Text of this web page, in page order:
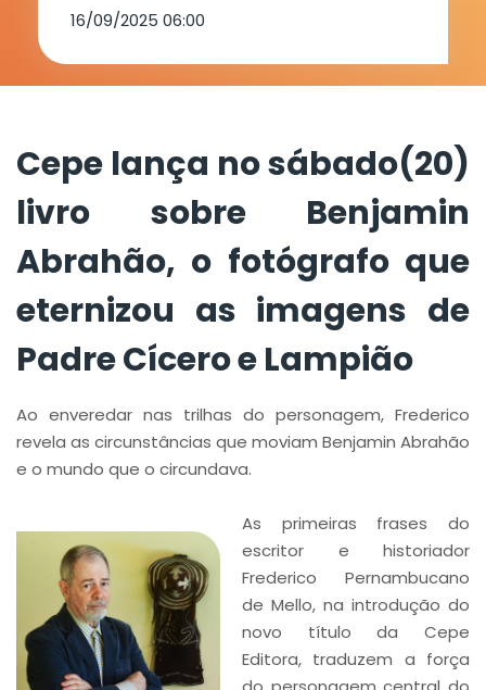
Abrahão, o fotógrafo
que eternizou as
Cícero e Lampião
16/09/2025 06:00
Cepe lança no sábado(20)
livro sobre Benjamin
Abrahão, o fotógrafo que
eternizou as imagens de
Padre Cícero e Lampião
Ao enveredar nas trilhas do personagem, Frederico
revela as circunstâncias que moviam Benjamin Abrahão
e o mundo que o circundava.
As primeiras frases do
escritor e historiador
Frederico Pernambucano
de Mello, na introdução do
novo título da Cepe
Editora, traduzem a força